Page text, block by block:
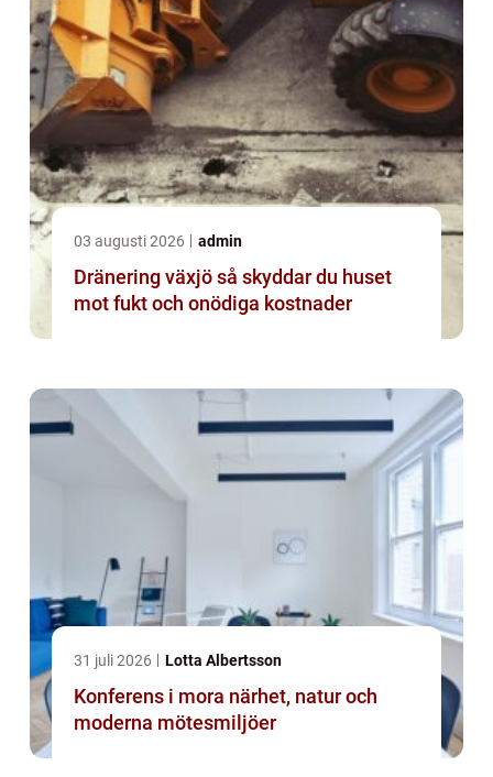
03 augusti 2026 admin
Dränering växjö så skyddar du huset
mot fukt och onödiga kostnader
31 juli 2026 Lotta Albertsson
Konferens i mora närhet, natur och
moderna mötesmiljöer